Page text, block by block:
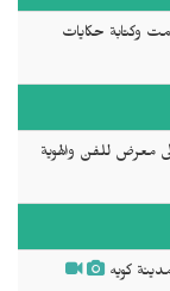
وكتابة حكايات
معرض للفن والهوية
كويه